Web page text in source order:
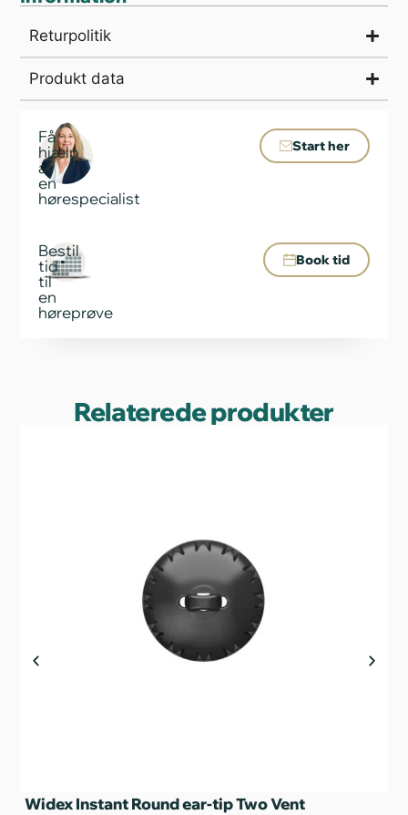
Returpolitik
Produkt data
Få
hjælp
af
en
hørespecialist
Start her
Bestil
tid
til
en
høreprøve
Book tid
Relaterede produkter
Widex Instant Round ear-tip Two Vent